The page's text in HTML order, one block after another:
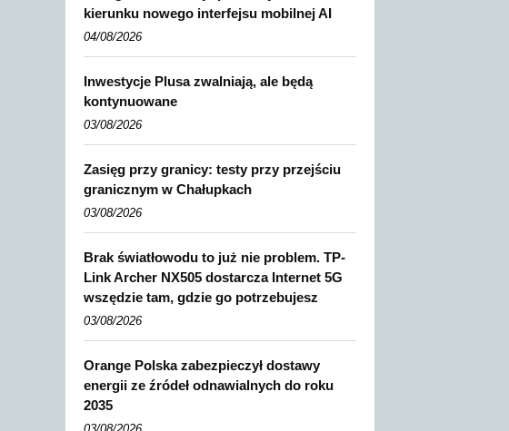
kierunku nowego interfejsu mobilnej AI
04/08/2026
Inwestycje Plusa zwalniają, ale będą
kontynuowane
03/08/2026
Zasięg przy granicy: testy przy przejściu
granicznym w Chałupkach
03/08/2026
Brak światłowodu to już nie problem. TP-
Link Archer NX505 dostarcza Internet 5G
wszędzie tam, gdzie go potrzebujesz
03/08/2026
Orange Polska zabezpieczył dostawy
energii ze źródeł odnawialnych do roku
2035